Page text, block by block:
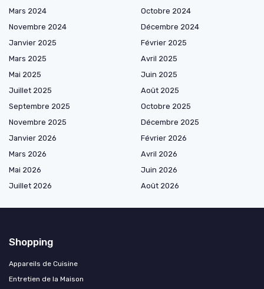
Mars 2024
Octobre 2024
Novembre 2024
Décembre 2024
Janvier 2025
Février 2025
Mars 2025
Avril 2025
Mai 2025
Juin 2025
Juillet 2025
Août 2025
Septembre 2025
Octobre 2025
Novembre 2025
Décembre 2025
Janvier 2026
Février 2026
Mars 2026
Avril 2026
Mai 2026
Juin 2026
Juillet 2026
Août 2026
Shopping
Appareils de Cuisine
Entretien de la Maison